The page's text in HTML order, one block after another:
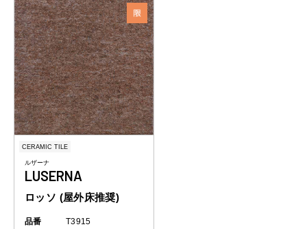
CERAMIC TILE
ルザーナ
LUSERNA
ロッソ (屋外床推奨)
品番
T3915